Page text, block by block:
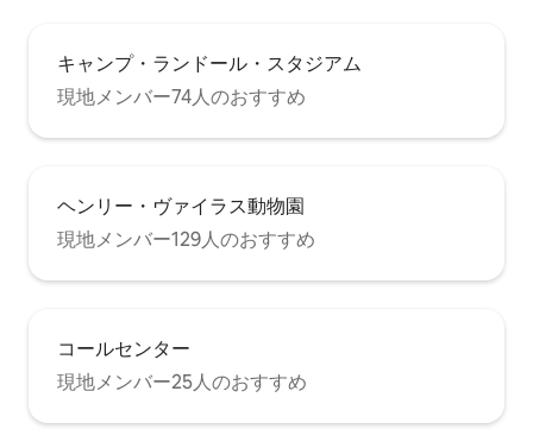
キャンプ・ランドール・スタジアム
現地メンバー74人のおすすめ
ヘンリー・ヴァイラス動物園
現地メンバー129人のおすすめ
コールセンター
現地メンバー25人のおすすめ